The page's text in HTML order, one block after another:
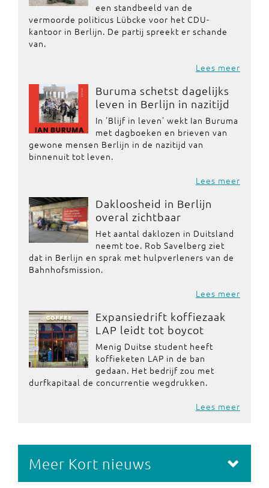
een standbeeld van de
vermoorde politicus Lübcke voor het CDU-
kantoor in Berlijn. De partij spreekt er schande
van.
Lees meer
Buruma schetst dagelijks
leven in Berlijn in nazitijd
In 'Blijf in leven' wekt Ian Buruma
met dagboeken en brieven van
gewone mensen Berlijn in de nazitijd van
binnenuit tot leven.
Lees meer
Dakloosheid in Berlijn
overal zichtbaar
Het aantal daklozen in Duitsland
neemt toe. Rob Savelberg ziet
dat in Berlijn en sprak met hulpverleners van de
Bahnhofsmission.
Lees meer
Expansiedrift koffiezaak
LAP leidt tot boycot
Menig Duitse student heeft
koffieketen LAP in de ban
gedaan. Het bedrijf zou met
durfkapitaal de concurrentie wegdrukken.
Lees meer
Meer Kort nieuws